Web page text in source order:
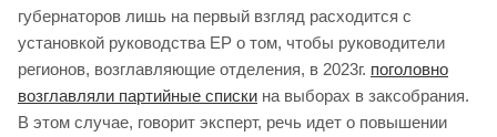
губернаторов лишь на первый взгляд расходится с
установкой руководства ЕР о том, чтобы руководители
регионов, возглавляющие отделения, в 2023г. поголовно
возглавляли партийные списки на выборах в заксобрания.
В этом случае, говорит эксперт, речь идет о повышении